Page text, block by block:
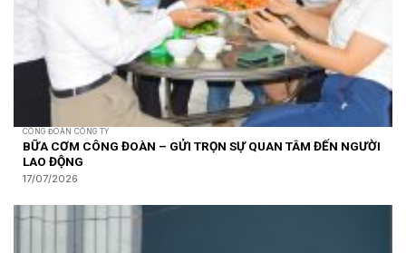
CÔNG ĐOÀN CÔNG TY
BỮA CƠM CÔNG ĐOÀN – GỬI TRỌN SỰ QUAN TÂM ĐẾN NGƯỜI
LAO ĐỘNG
17/07/2026